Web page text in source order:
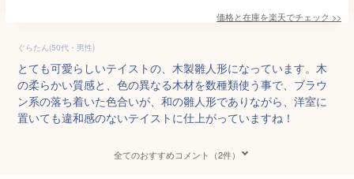
価格と在庫を楽天でチェック >>
ぐらたん(50代・男性)
とても可愛らしいテイストの、木製雛人形になっています。木
の柔らかい質感と、色の異なる木材を数種類使う事で、ブラウ
ン系の落ち着いた色合いが、和の雛人形でありながら、洋室に
置いても違和感のないテイストに仕上がっていますね！
全てのおすすめコメント（2件）